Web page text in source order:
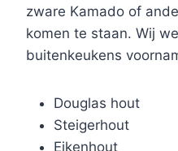
zware Kamado of
komen te staan. Wij
buitenkeukens
Douglas hout
Steigerhout
Eikenhout